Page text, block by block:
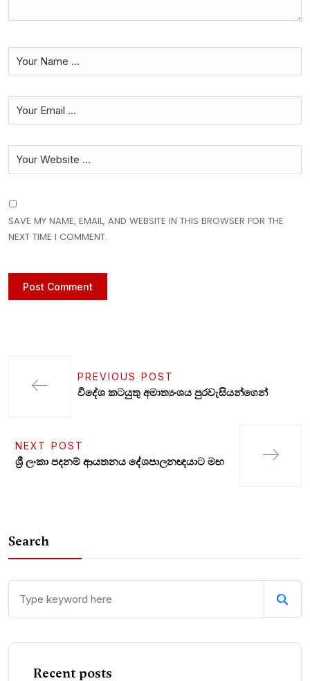
SAVE MY NAME, EMAIL, AND WEBSITE IN THIS BROWSER FOR THE
NEXT TIME I COMMENT.
PREVIOUS POST
විදේශ කටයුතු අමාත්‍යංශය පුරවැසියන්ගෙන්
NEXT POST
ශ්‍රී ලංකා පදනම් ආයතනය දේශපාලනඥයාට මඟ
Search
Recent posts